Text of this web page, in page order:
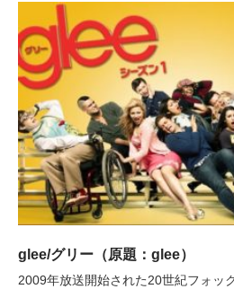
glee/グリー（原題：glee）
2009年放送開始された20世紀フォッ